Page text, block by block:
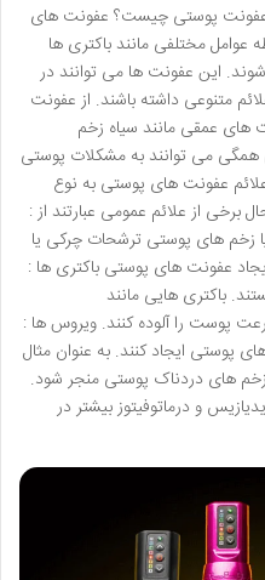
پوستی چیست؟ عفونت های
مختلفی مانند باکتری ها
این عفونت ها می توانند در
متنوعی داشته باشند. از عفونت
های عمقی مانند سیاه زخم
همگی می توانند به مشکلات پوستی
عفونت های پوستی به نوع
از علائم عمومی عبارتند از :
زخم های پوستی ترشحات چرکی یا
عفونت های پوستی باکتری ها :
باکتری هایی مانند
پوست را آلوده کنند. ویروس ها :
پوستی ایجاد کنند. به عنوان مثال
های دردناک پوستی منجر شود.
و درماتوفیتوز بیشتر در